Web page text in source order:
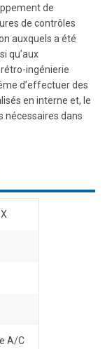
de
de contrôles
auxquels a été
qu’aux
ingénierie
d’effectuer des
en interne et, le
nécessaires dans
A/C